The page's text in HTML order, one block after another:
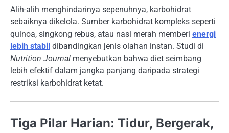
Alih-alih menghindarinya sepenuhnya, karbohidrat
sebaiknya dikelola. Sumber karbohidrat kompleks seperti
quinoa, singkong rebus, atau nasi merah memberi energi
lebih stabil dibandingkan jenis olahan instan. Studi di
Nutrition Journal menyebutkan bahwa diet seimbang
lebih efektif dalam jangka panjang daripada strategi
restriksi karbohidrat ketat.
Tiga Pilar Harian: Tidur, Bergerak,